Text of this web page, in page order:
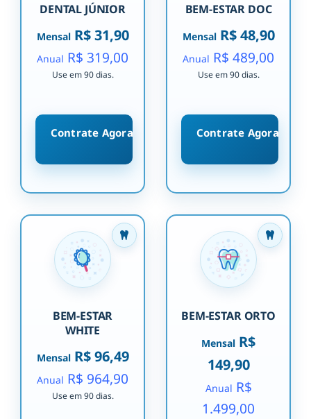
DENTAL JÚNIOR
MensalR$ 31,90
Anual R$ 319,00
Use em 90 dias.
Contrate Agora
BEM-ESTAR DOC
MensalR$ 48,90
Anual R$ 489,00
Use em 90 dias.
Contrate Agora
BEM-ESTAR
WHITE
MensalR$ 96,49
Anual R$ 964,90
Use em 90 dias.
BEM-ESTAR ORTO
Mensal R$
149,90
Anual R$
1.499,00